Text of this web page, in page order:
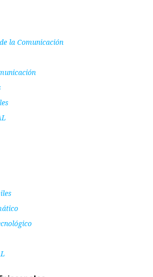
la Comunicación